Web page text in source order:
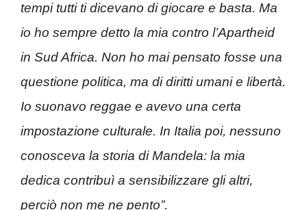
tempi tutti ti dicevano di giocare e basta. Ma
io ho sempre detto la mia contro l’Apartheid
in Sud Africa. Non ho mai pensato fosse una
questione politica, ma di diritti umani e libertà.
Io suonavo reggae e avevo una certa
impostazione culturale. In Italia poi, nessuno
conosceva la storia di Mandela: la mia
dedica contribuì a sensibilizzare gli altri,
perciò non me ne pento”.